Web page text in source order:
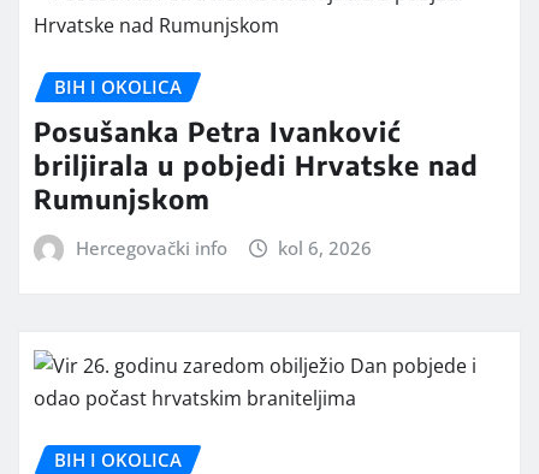
BIH I OKOLICA
Posušanka Petra Ivanković
briljirala u pobjedi Hrvatske nad
Rumunjskom
Hercegovački info kol 6, 2026
BIH I OKOLICA